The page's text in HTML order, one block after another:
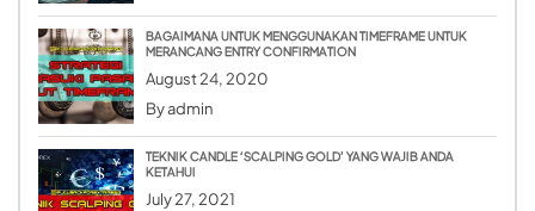
BAGAIMANA UNTUK MENGGUNAKAN TIMEFRAME UNTUK
MERANCANG ENTRY CONFIRMATION
August 24, 2020
Byadmin
TEKNIK CANDLE ‘SCALPING GOLD’ YANG WAJIB ANDA
KETAHUI
July 27, 2021